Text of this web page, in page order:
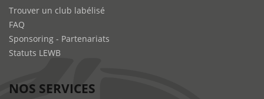
Trouver un club labélisé
FAQ
Sponsoring - Partenariats
Statuts LEWB
NOS SERVICES